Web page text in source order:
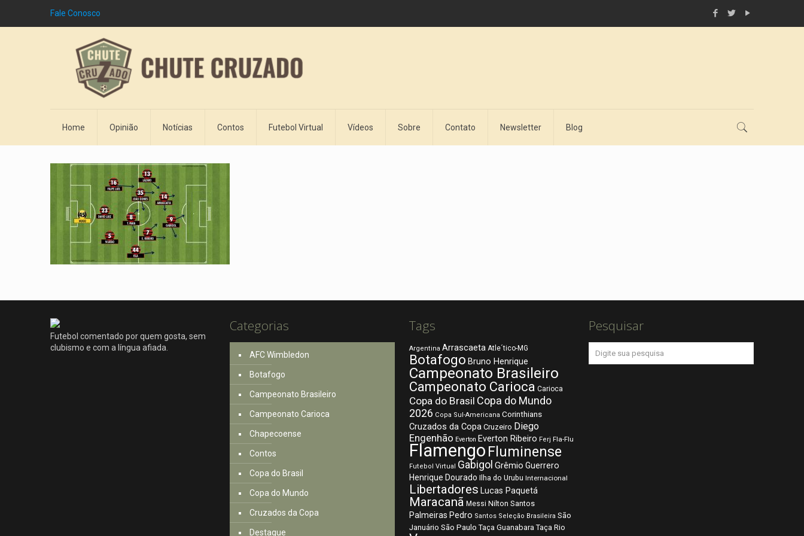
Fale Conosco
Home Opinião Notícias Contos Futebol Virtual Vídeos Sobre Contato Newsletter Blog
Futebol comentado por quem gosta, sem
clubismo e com a língua afiada.
Categorias
AFC Wimbledon
Botafogo
Campeonato Brasileiro
Campeonato Carioca
Chapecoense
Contos
Copa do Brasil
Copa do Mundo
Cruzados da Copa
Destaque
Tags
Argentina Arrascaeta Atle´tico-MG
Botafogo Bruno Henrique
Campeonato Brasileiro
Campeonato Carioca Carioca
Copa do Brasil Copa do Mundo
2026 Copa Sul-Americana Corinthians
Cruzados da Copa Cruzeiro Diego
Engenhão Everton Everton Ribeiro Ferj Fla-Flu
Flamengo Fluminense
Futebol Virtual Gabigol Grêmio Guerrero
Henrique Dourado Ilha do Urubu Internacional
Libertadores Lucas Paquetá
Maracanã Messi Nilton Santos
Palmeiras Pedro Santos Seleção Brasileira São
Januário São Paulo Taça Guanabara Taça Rio
Pesquisar